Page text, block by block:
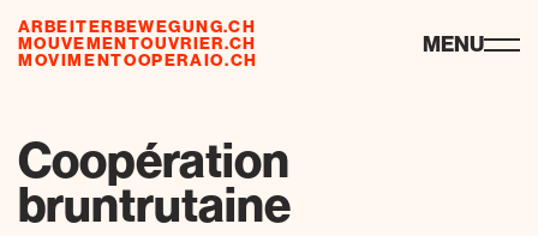
ARBEITERBEWEGUNG.CH
MOUVEMENTOUVRIER.CH
MOVIMENTOOPERAIO.CH
risorse MENU
Coopération
bruntrutaine